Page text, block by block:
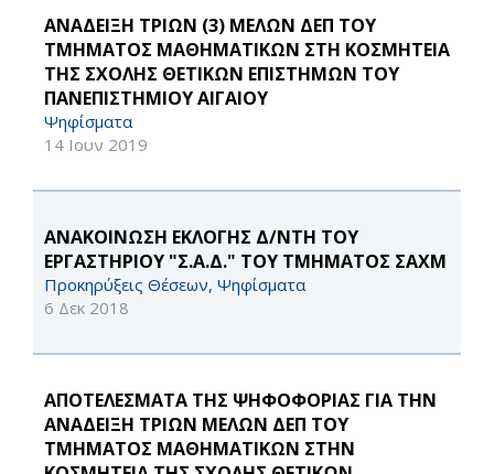
ΑΝΑΔΕΙΞΗ ΤΡΙΩΝ (3) ΜΕΛΩΝ ΔΕΠ ΤΟΥ
ΤΜΗΜΑΤΟΣ ΜΑΘΗΜΑΤΙΚΩΝ ΣΤΗ ΚΟΣΜΗΤΕΙΑ
ΤΗΣ ΣΧΟΛΗΣ ΘΕΤΙΚΩΝ ΕΠΙΣΤΗΜΩΝ ΤΟΥ
ΠΑΝΕΠΙΣΤΗΜΙΟΥ ΑΙΓΑΙΟΥ
Ψηφίσματα
14 Ιουν 2019
ΑΝΑΚΟΙΝΩΣΗ ΕΚΛΟΓΗΣ Δ/ΝΤΗ ΤΟΥ
ΕΡΓΑΣΤΗΡΙΟΥ "Σ.Α.Δ." ΤΟΥ ΤΜΗΜΑΤΟΣ ΣΑΧΜ
Προκηρύξεις Θέσεων, Ψηφίσματα
6 Δεκ 2018
ΑΠΟΤΕΛΕΣΜΑΤΑ ΤΗΣ ΨΗΦΟΦΟΡΙΑΣ ΓΙΑ ΤΗΝ
ΑΝΑΔΕΙΞΗ ΤΡΙΩΝ ΜΕΛΩΝ ΔΕΠ ΤΟΥ
ΤΜΗΜΑΤΟΣ ΜΑΘΗΜΑΤΙΚΩΝ ΣΤΗΝ